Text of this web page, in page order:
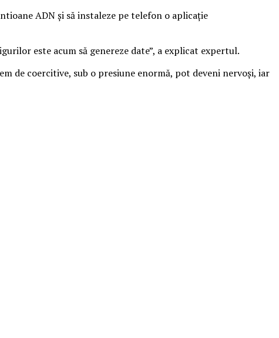
ADN și să instaleze pe telefon o aplicație
este acum să genereze date”, a explicat expertul.
de coercitive, sub o presiune enormă, pot deveni nervoși, iar